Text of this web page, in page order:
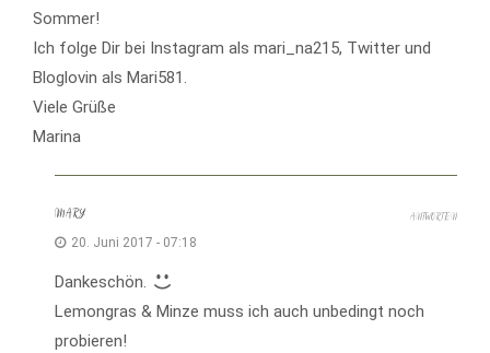
Sommer!
Ich folge Dir bei Instagram als mari_na215, Twitter und
Bloglovin als Mari581.
Viele Grüße
Marina
MARY
20. Juni 2017 - 07:18
Dankeschön.
Lemongras & Minze muss ich auch unbedingt noch
probieren!
ANTWORTEN